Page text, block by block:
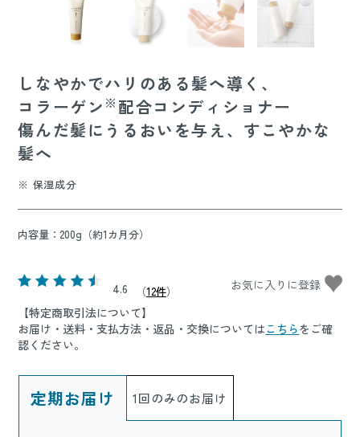
しなやかでハリのある髪へ導く、
コラーゲン ※ 配合コンディショナー
傷んだ髪にうるおいを与え、すこやかな
髪へ
※ 保湿成分
内容量：200g（約1カ月分）
4.6 （12件）
【特定商取引法について】
お届け・送料・支払方法・返品・交換についてはこちらをご確
認ください。
定期お届け 1回のみのお届け